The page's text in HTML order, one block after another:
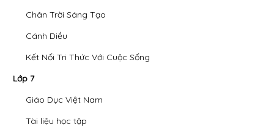
Chân Trời Sáng Tạo
Cánh Diều
Kết Nối Tri Thức Với Cuộc Sống
Lớp 7
Giáo Dục Việt Nam
Tài liệu học tập